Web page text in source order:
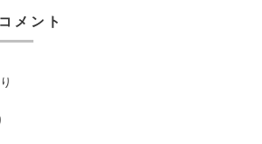
メント